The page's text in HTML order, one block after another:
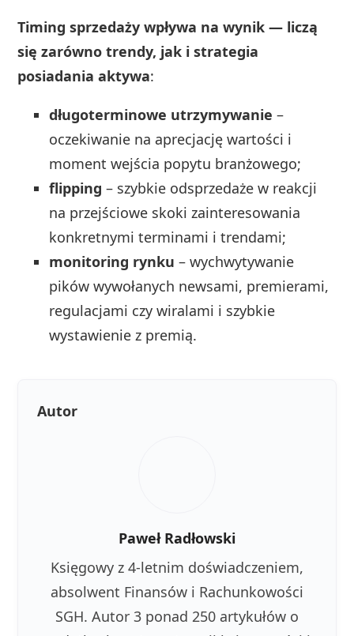
Timing sprzedaży wpływa na wynik — liczą
się zarówno trendy, jak i strategia
posiadania aktywa:
długoterminowe utrzymywanie –
oczekiwanie na aprecjację wartości i
moment wejścia popytu branżowego;
flipping – szybkie odsprzedaże w reakcji
na przejściowe skoki zainteresowania
konkretnymi terminami i trendami;
monitoring rynku – wychwytywanie
pików wywołanych newsami, premierami,
regulacjami czy wiralami i szybkie
wystawienie z premią.
Autor
Paweł Radłowski
Księgowy z 4-letnim doświadczeniem,
absolwent Finansów i Rachunkowości
SGH. Autor 3 ponad 250 artykułów o